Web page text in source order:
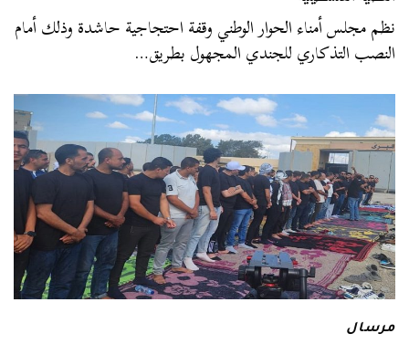
نظم مجلس أمناء الحوار الوطني وقفة احتجاجية حاشدة وذلك أمام
النصب التذكاري للجندي المجهول بطريق…
مرسال